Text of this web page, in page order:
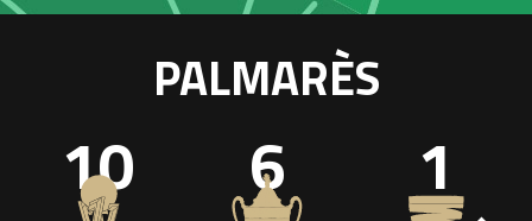
PALMARÈS
10 6 1